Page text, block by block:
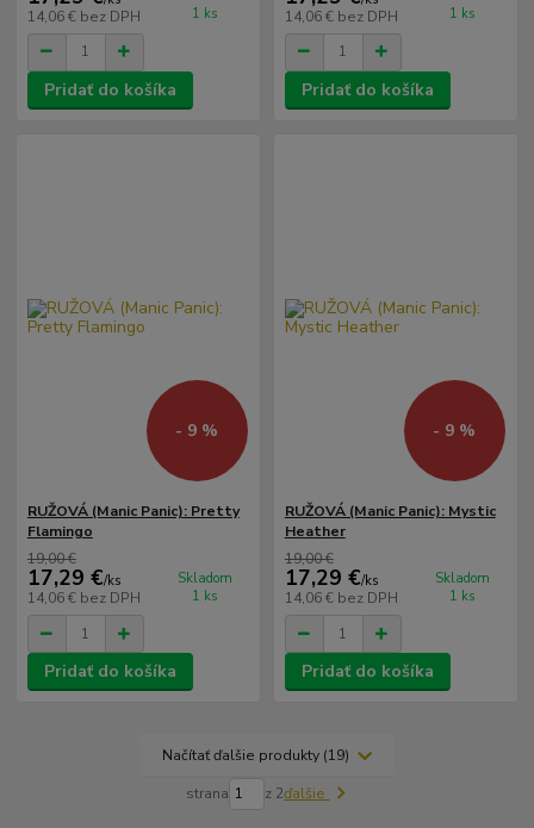
14,06 € bez DPH
1 ks
Pridať do košíka
14,06 € bez DPH
1 ks
Pridať do košíka
- 9 %
RUŽOVÁ (Manic Panic): Pretty
Flamingo
19,00 €
17,29 €/ks
14,06 € bez DPH
Skladom
1 ks
Pridať do košíka
- 9 %
RUŽOVÁ (Manic Panic): Mystic
Heather
19,00 €
17,29 €/ks
14,06 € bez DPH
Skladom
1 ks
Pridať do košíka
Načítať ďalšie produkty (19)
strana z 2ďalšie